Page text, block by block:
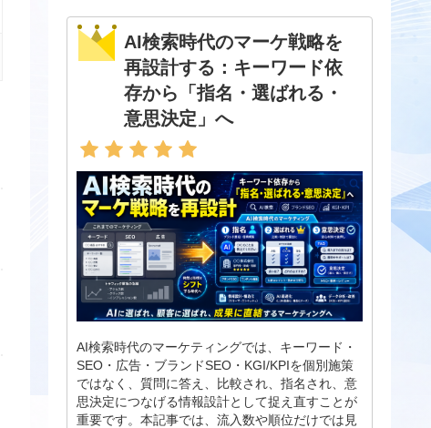
AI検索時代のマーケ戦略を
再設計する：キーワード依
存から「指名・選ばれる・
意思決定」へ
AI検索時代のマーケティングでは、キーワード・
SEO・広告・ブランドSEO・KGI/KPIを個別施策
ではなく、質問に答え、比較され、指名され、意
思決定につなげる情報設計として捉え直すことが
重要です。本記事では、流入数や順位だけでは見